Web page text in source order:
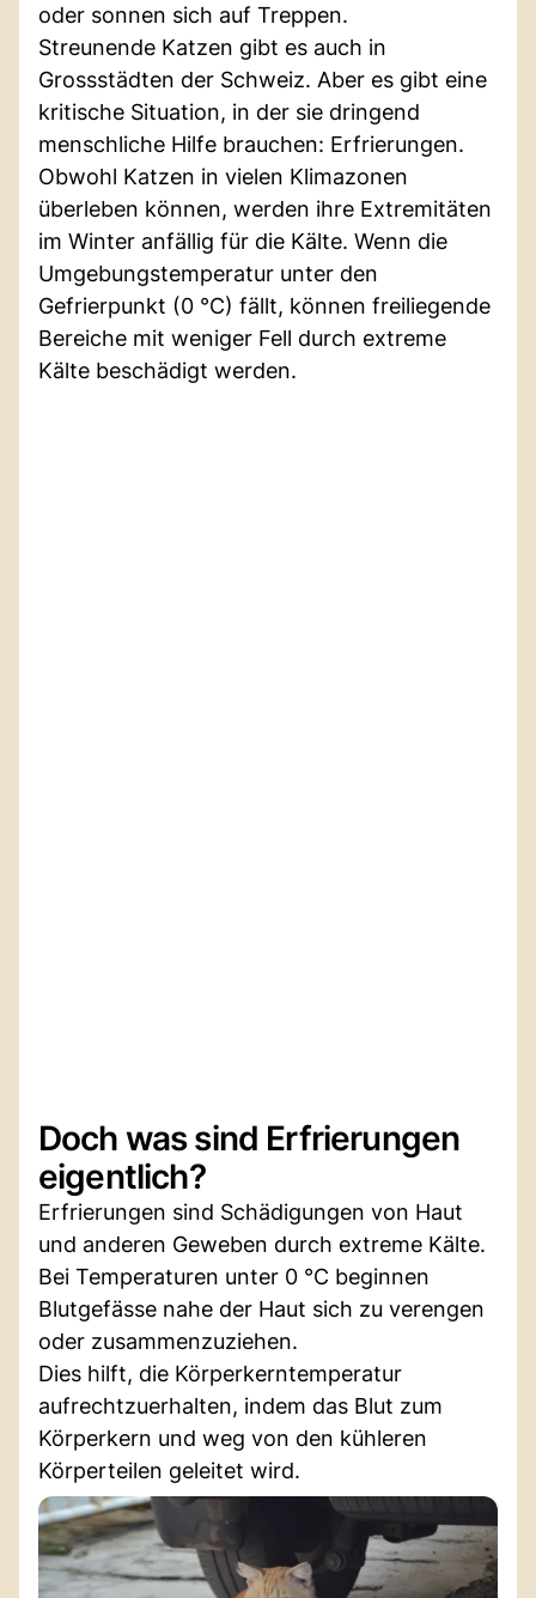
oder sonnen sich auf Treppen.
Streunende Katzen gibt es auch in
Grossstädten der Schweiz. Aber es gibt eine
kritische Situation, in der sie dringend
menschliche Hilfe brauchen: Erfrierungen.
Obwohl Katzen in vielen Klimazonen
überleben können, werden ihre Extremitäten
im Winter anfällig für die Kälte. Wenn die
Umgebungstemperatur unter den
Gefrierpunkt (0 °C) fällt, können freiliegende
Bereiche mit weniger Fell durch extreme
Kälte beschädigt werden.
Doch was sind Erfrierungen
eigentlich?
Erfrierungen sind Schädigungen von Haut
und anderen Geweben durch extreme Kälte.
Bei Temperaturen unter 0 °C beginnen
Blutgefässe nahe der Haut sich zu verengen
oder zusammenzuziehen.
Dies hilft, die Körperkerntemperatur
aufrechtzuerhalten, indem das Blut zum
Körperkern und weg von den kühleren
Körperteilen geleitet wird.